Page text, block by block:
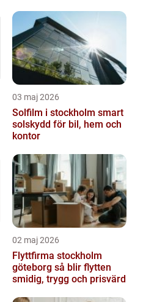
03 maj 2026
Solfilm i stockholm smart
solskydd för bil, hem och
kontor
02 maj 2026
Flyttfirma stockholm
göteborg så blir flytten
smidig, trygg och prisvärd